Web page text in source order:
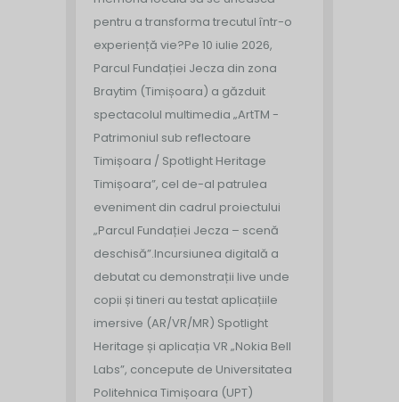
pentru a transforma trecutul într-o
experiență vie?Pe 10 iulie 2026,
Parcul Fundației Jecza din zona
Braytim (Timișoara) a găzduit
spectacolul multimedia „ArtTM -
Patrimoniul sub reflectoare
Timișoara / Spotlight Heritage
Timișoara”, cel de-al patrulea
eveniment din cadrul proiectului
„Parcul Fundației Jecza – scenă
deschisă”.Incursiunea digitală a
debutat cu demonstrații live unde
copii și tineri au testat aplicațiile
imersive (AR/VR/MR) Spotlight
Heritage și aplicația VR „Nokia Bell
Labs”, concepute de Universitatea
Politehnica Timișoara (UPT)